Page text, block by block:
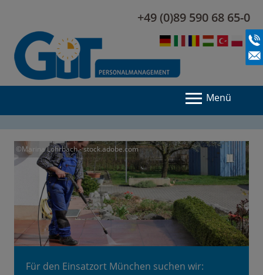
+49 (0)89 590 68 65-0
Menü
©Marina Lohrbach - stock.adobe.com
Für den Einsatzort München suchen wir: